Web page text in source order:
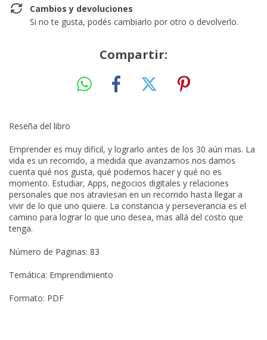
Cambios y devoluciones
Si no te gusta, podés cambiarlo por otro o devolverlo.
Compartir:
Reseña del libro
Emprender es muy dificil, y lograrlo antes de los 30 aún mas. La
vida es un recorrido, a medida que avanzamos nos damos
cuenta qué nos gusta, qué podemos hacer y qué no es
momento. Estudiar, Apps, negocios digitales y relaciones
personales que nos atraviesan en un recorrido hasta llegar a
vivir de lo que uno quiere. La constancia y perseverancia es el
camino para lograr lo que uno desea, mas allá del costo que
tenga.
Número de Paginas: 83
Temática: Emprendimiento
Formato: PDF